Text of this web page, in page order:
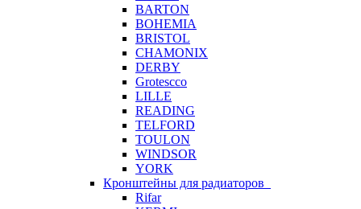
BARTON
BOHEMIA
BRISTOL
CHAMONIX
DERBY
Grotescco
LILLE
READING
TELFORD
TOULON
WINDSOR
YORK
Кронштейны для радиаторов
Rifar